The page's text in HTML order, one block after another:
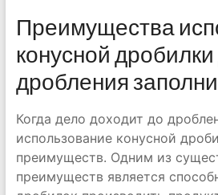
Преимущества
конусной
дробления
Когда дело доходит до
использование конусной
преимуществ. Одним из
преимуществ является